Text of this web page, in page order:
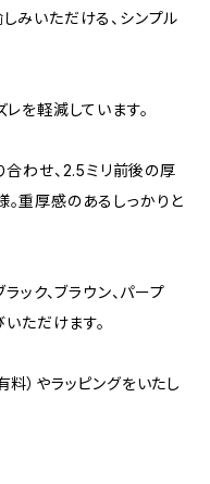
みいただける、シンプル
を軽減しています。
わせ、2.5ミリ前後の厚
重厚感のあるしっかりと
ック、ブラウン、パープ
いただけます。
）やラッピングをいたし